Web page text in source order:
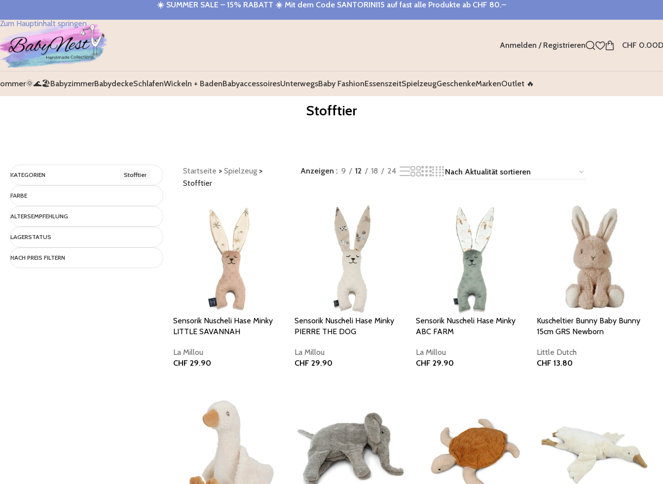
Zum Hauptinhalt springen
☀️ SUMMER SALE – 15% RABATT ☀️ Mit dem Code SANTORINI15 auf fast alle Produkte ab CHF 80.–
Anmelden / Registrieren CHF 0.00
BabyzimmerBabydeckeSchlafenWickeln + BadenBabyaccessoiresUnterwegsBaby FashionEssenszeitSpielzeugGeschenkeMarkenOutlet 🔥
Stofftier
KATEGORIEN Stofftier
FARBE
ALTERSEMPFEHLUNG
LAGERSTATUS
NACH PREIS FILTERN
Startseite > Spielzeug >
Stofftier
Anzeigen 9 12 18 24
Sensorik Nuscheli Hase Minky
LITTLE SAVANNAH
La Millou
CHF 29.90
Sensorik Nuscheli Hase Minky
PIERRE THE DOG
La Millou
CHF 29.90
Sensorik Nuscheli Hase Minky
ABC FARM
La Millou
CHF 29.90
Kuscheltier Bunny Baby Bunny
15cm GRS Newborn
Little Dutch
CHF 13.80